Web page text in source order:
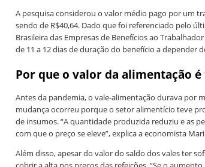
A pesquisa considerou o valor médio pago por um
sendo de R$40,64. Dado que foi referenciado pelo
Brasileira das Empresas de Benefícios ao Trabalhador
de 11 a 12 dias de duração do benefício a depender
Por que o valor da alimentação é
Antes da pandemia, o vale-alimentação durava por
mudança ocorreu porque o setor alimentício teve
de insumos. “A quantidade produzida reduziu e as
com que o preço se eleve”, explica a economista
Além disso, apesar do valor do saldo dos vales ter